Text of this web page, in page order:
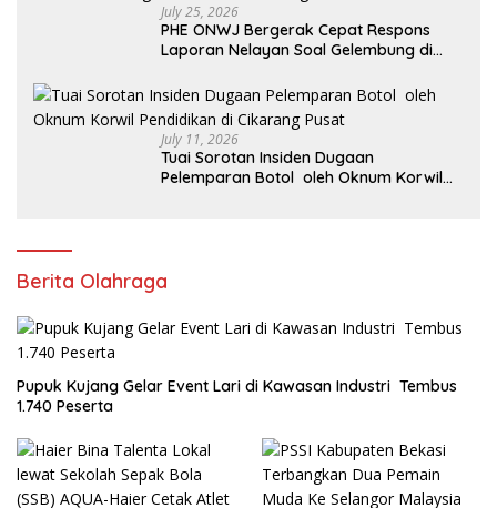
July 25, 2026
PHE ONWJ Bergerak Cepat Respons
Laporan Nelayan Soal Gelembung di
July 11, 2026
Tuai Sorotan Insiden Dugaan
Pelemparan Botol oleh Oknum Korwil
Berita Olahraga
Pupuk Kujang Gelar Event Lari di Kawasan Industri Tembus
1.740 Peserta